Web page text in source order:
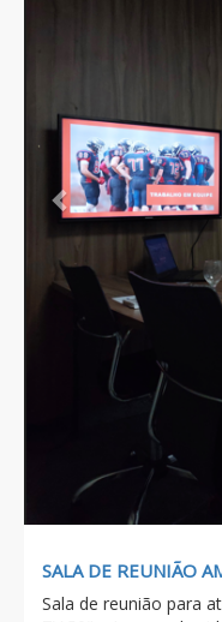
SALA DE REUNIÃO
Sala de reunião para